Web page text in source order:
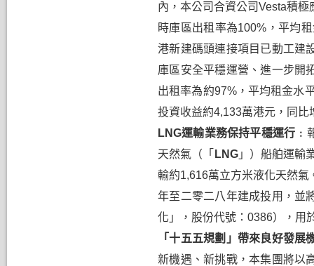
內，本公司合資公司Vesta積極
時庫區出租率為100% ，平均
港新建碼頭連接項目已動工建
庫區安全平穩運營、進一步開
出租率為約97%，平均租金水
投資收益約4,133萬港元，同比
LNG運輸業務保持平穩運行﹕
天然氣（「 LNG」）船舶運輸
輸約1,616萬立方米液化天然氣
年至二零二八年建成投用，並
化」，股份代號： 0386），用
「十五五規劃」帶來良好發展
新機遇、新挑戰，本集團將以